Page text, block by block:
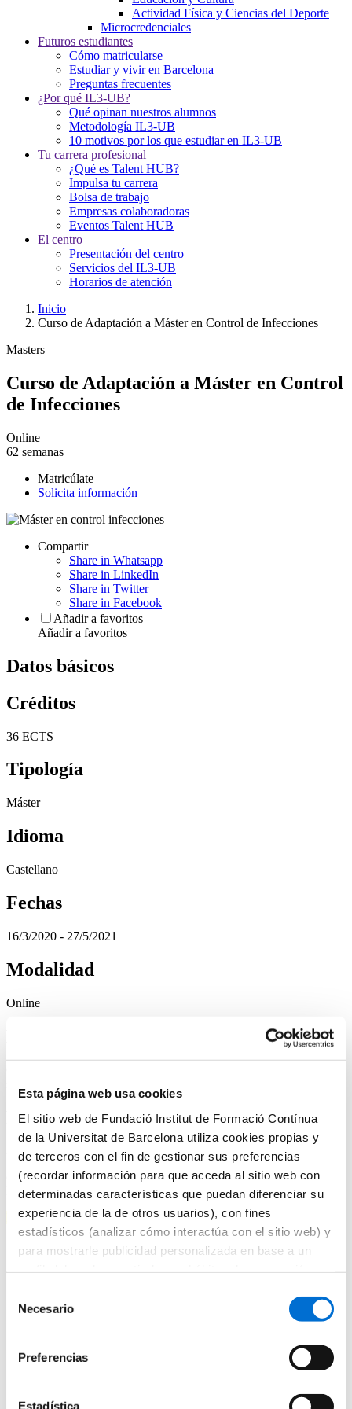
Esta página web usa cookies
El sitio web de Fundació Institut de Formació Contínua
de la Universitat de Barcelona utiliza cookies propias y
de terceros con el fin de gestionar sus preferencias
(recordar información para que acceda al sitio web con
determinadas características que puedan diferenciar su
experiencia de la de otros usuarios), con fines
estadísticos (analizar cómo interactúa con el sitio web) y
para mostrarle publicidad personalizada en base a un
información sobre las cookies puede consultar la
Necesario
Preferencias
Estadística
Actividad Física y Ciencias del Deporte
Microcredenciales
Futuros estudiantes
Cómo matricularse
Estudiar y vivir en Barcelona
Preguntas frecuentes
¿Por qué IL3-UB?
Qué opinan nuestros alumnos
Metodología IL3-UB
10 motivos por los que estudiar en IL3-UB
Tu carrera profesional
¿Qué es Talent HUB?
Impulsa tu carrera
Bolsa de trabajo
Empresas colaboradoras
Eventos Talent HUB
El centro
Presentación del centro
Servicios del IL3-UB
Horarios de atención
Inicio
Curso de Adaptación a Máster en Control de Infecciones
Masters
Curso de Adaptación a Máster en Control
de Infecciones
Online
62 semanas
Matricúlate
Solicita información
Compartir
Share in Whatsapp
Share in LinkedIn
Share in Twitter
Share in Facebook
Añadir a favoritos
Añadir a favoritos
Datos básicos
Créditos
36 ECTS
Tipología
Máster
Idioma
Castellano
Fechas
16/3/2020 - 27/5/2021
Modalidad
Online
Precio
2.651
(El precio incluye tasas administrativas de la Universidad de
Barcelona)
Matrícula abierta
Presentación
Programa
Destinatarios
Descuentos
Destinatarios